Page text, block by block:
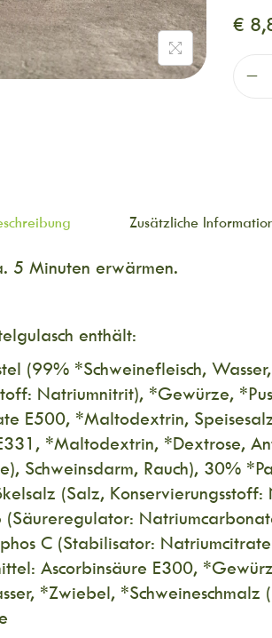
€
Zusätzliche
5 Minuten erwärmen.
enthält:
(99% *Schweinefleisch,
Natriumnitrit), *Gewürze,
E500, *Maltodextrin,
*Maltodextrin, *Dextrose,
Schweinsdarm, Rauch), 30%
(Salz,
(Säureregulator:
C (Stabilisator:
Ascorbinsäure E300,
*Zwiebel, *Schweineschmalz